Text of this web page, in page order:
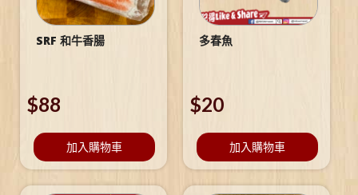
SRF 和牛香腸
$88
加入購物車
多春魚
$20
加入購物車